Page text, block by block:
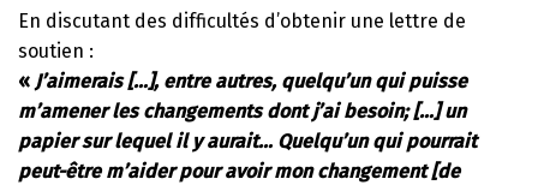
En discutant des difficultés d’obtenir une lettre de
soutien :
« J’aimerais […], entre autres, quelqu’un qui puisse
m’amener les changements dont j’ai besoin; […] un
papier sur lequel il y aurait… Quelqu’un qui pourrait
peut-être m’aider pour avoir mon changement [de